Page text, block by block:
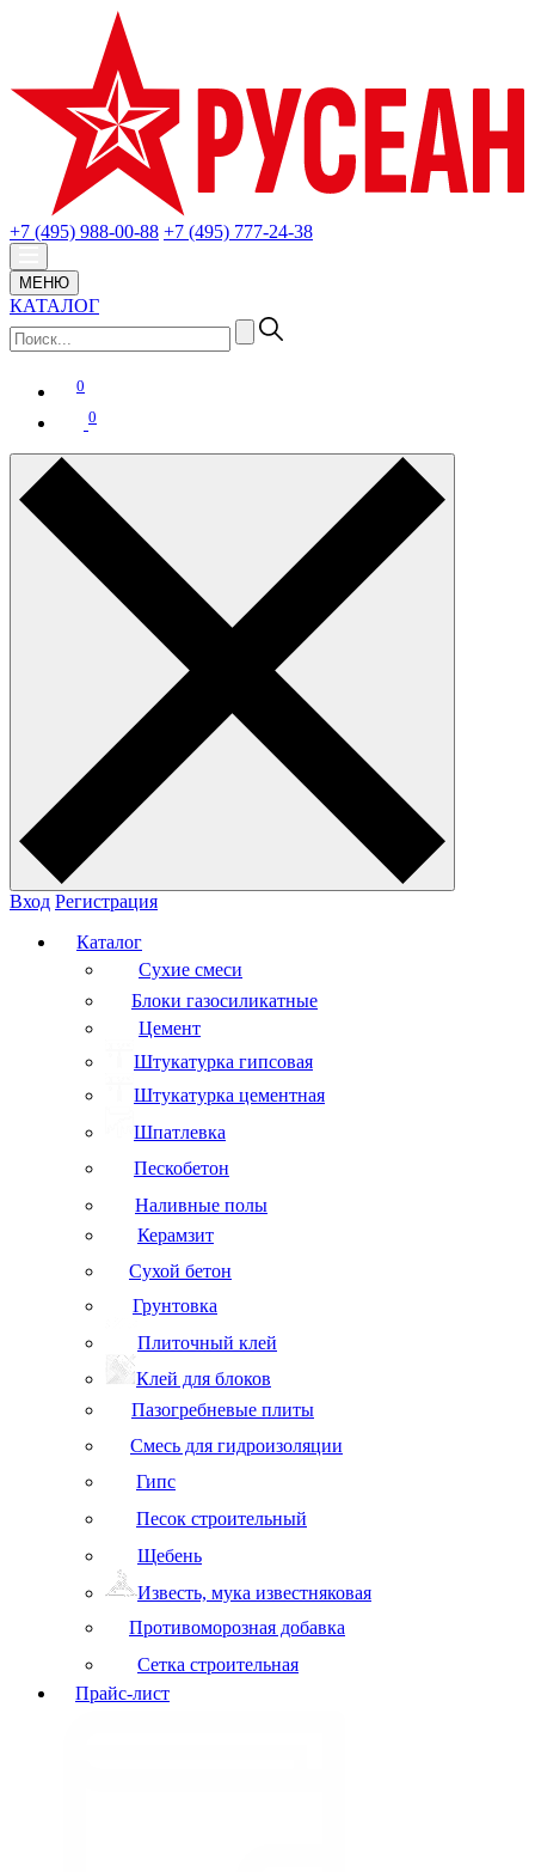
+7 (495) 988-00-88 +7 (495) 777-24-38
МЕНЮ
КАТАЛОГ
0
0
Вход Регистрация
Каталог
Сухие смеси
Блоки газосиликатные
Цемент
Штукатурка гипсовая
Штукатурка цементная
Шпатлевка
Пескобетон
Наливные полы
Керамзит
Сухой бетон
Грунтовка
Плиточный клей
Клей для блоков
Пазогребневые плиты
Смесь для гидроизоляции
Гипс
Песок строительный
Щебень
Известь, мука известняковая
Противоморозная добавка
Сетка строительная
Прайс-лист